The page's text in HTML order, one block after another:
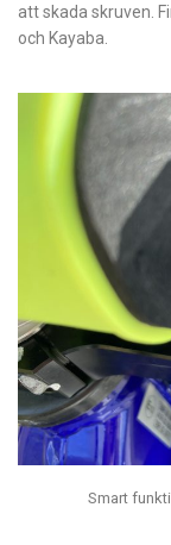
att skada skruven.
och Kayaba.
Smart